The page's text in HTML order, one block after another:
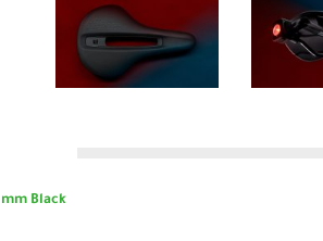
Black